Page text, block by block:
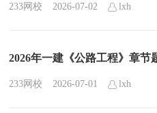
233网校 2026-07-02 lxh
2026年一建《公路工程》章
233网校 2026-07-01 lxh